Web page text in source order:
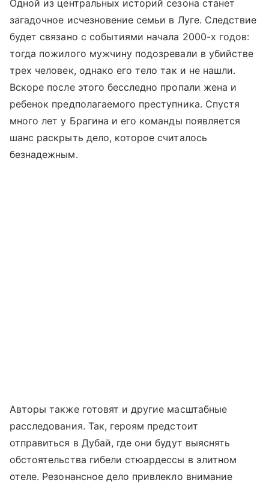
Одной из центральных историй сезона станет
загадочное исчезновение семьи в Луге. Следствие
будет связано с событиями начала 2000-х годов:
тогда пожилого мужчину подозревали в убийстве
трех человек, однако его тело так и не нашли.
Вскоре после этого бесследно пропали жена и
ребенок предполагаемого преступника. Спустя
много лет у Брагина и его команды появляется
шанс раскрыть дело, которое считалось
безнадежным.
Авторы также готовят и другие масштабные
расследования. Так, героям предстоит
отправиться в Дубай, где они будут выяснять
обстоятельства гибели стюардессы в элитном
отеле. Резонансное дело привлекло внимание